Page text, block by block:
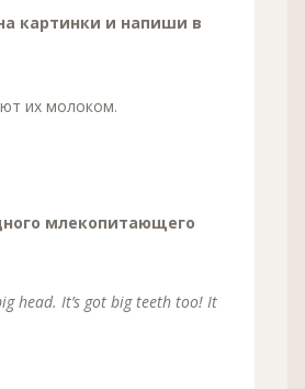
картинки и напиши в
их молоком.
млекопитающего
head. It’s got big teeth too! It